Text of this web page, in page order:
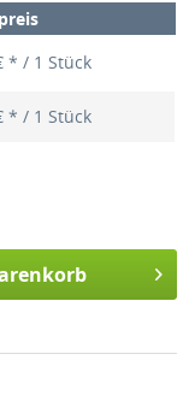
* / 1 Stück
* / 1 Stück